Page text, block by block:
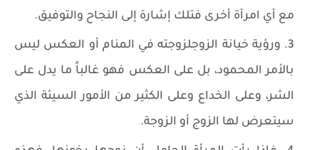
مع أي امرأة أخرى فتلك إشارة إلى النجاح والتوفيق.
ورؤية خيانة الزوجلزوجته في المنام أو العكس ليس
بالأمر المحمود، بل على العكس فهو غالباً ما يدل على
الشر، وعلى الخداع وعلى الكثير من الأمور السيئة الذي
سيتعرض لها الزوج أو الزوجة.